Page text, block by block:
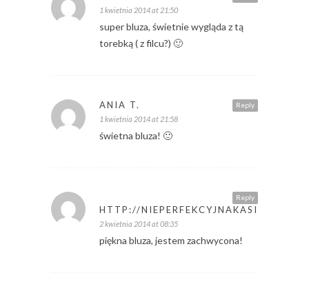
1 kwietnia 2014 at 21:50
super bluza, świetnie wygląda z tą
torebką ( z filcu?) 🙂
Reply
ANIA T.
1 kwietnia 2014 at 21:58
świetna bluza! 🙂
Reply
HTTP://
2 kwietnia 2014 at 08:35
piękna bluza, jestem zachwycona!